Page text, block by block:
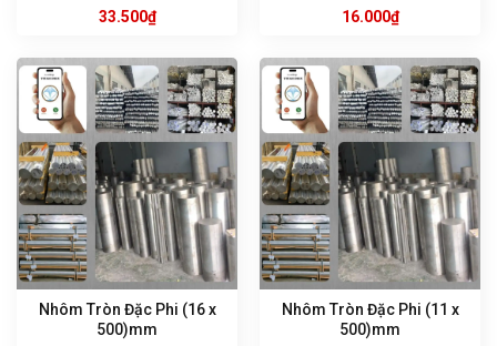
33.500₫
16.000₫
Nhôm Tròn Đặc Phi (16 x
500)mm
Nhôm Tròn Đặc Phi (11 x
500)mm